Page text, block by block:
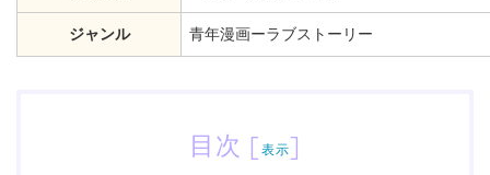
ジャンル 青年漫画ーラブストーリー
目次 [ 表示]